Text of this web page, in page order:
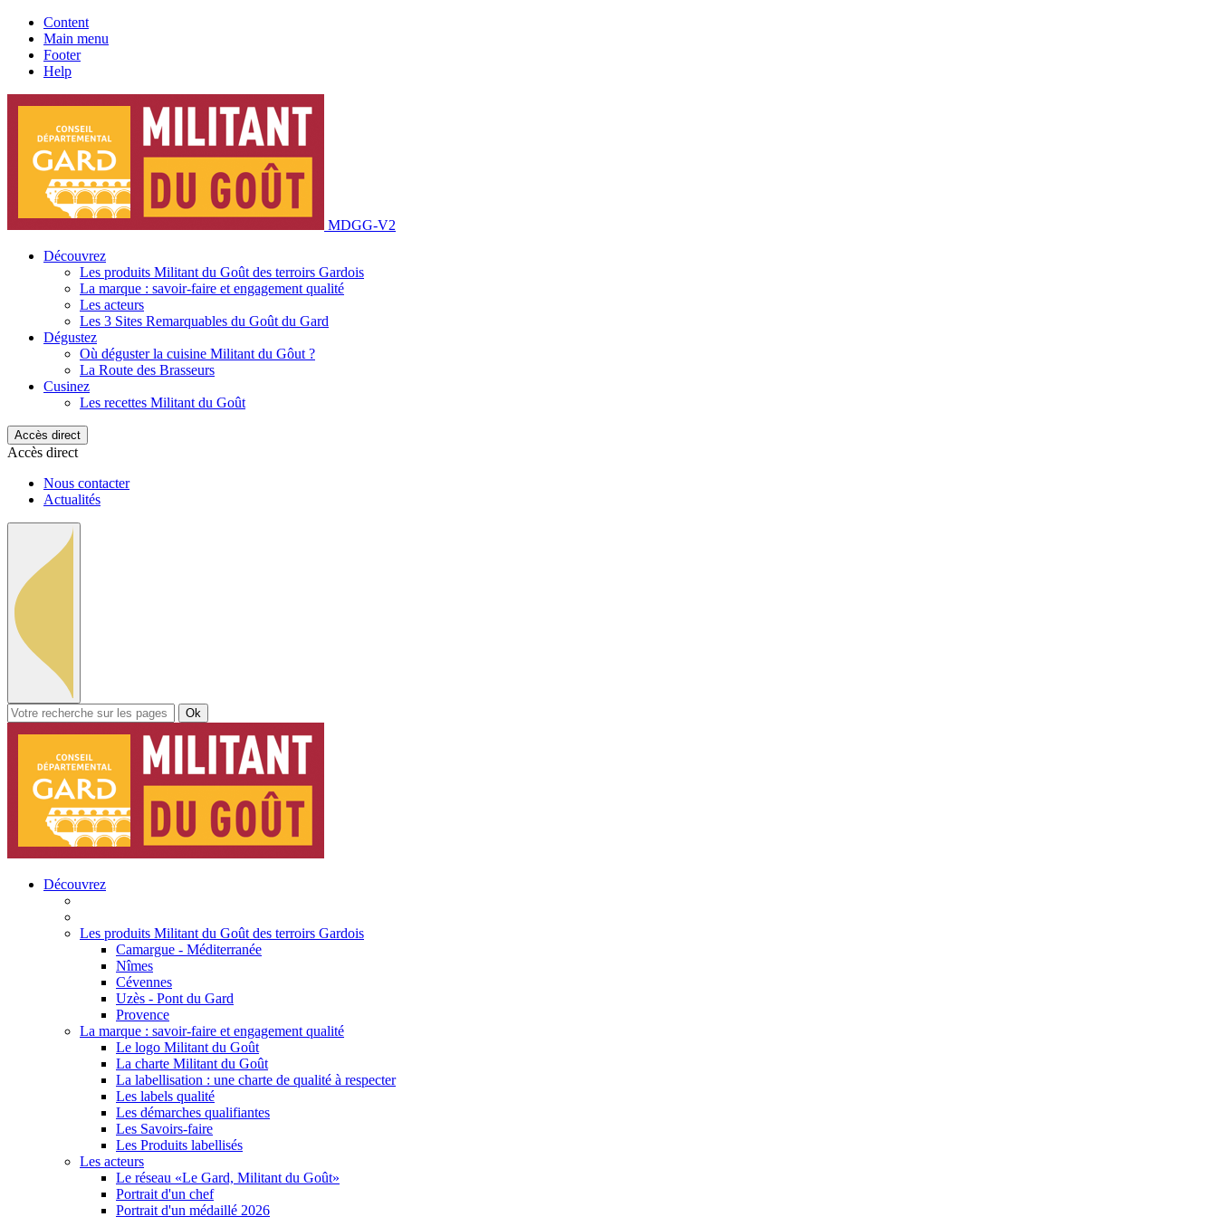
Content
Main menu
Footer
Help
MDGG-V2
Découvrez
Les produits Militant du Goût des terroirs Gardois
La marque : savoir-faire et engagement qualité
Les acteurs
Les 3 Sites Remarquables du Goût du Gard
Dégustez
Où déguster la cuisine Militant du Gôut ?
La Route des Brasseurs
Cusinez
Les recettes Militant du Goût
Accès direct
Accès direct
Nous contacter
Actualités
Ok
Découvrez
Les produits Militant du Goût des terroirs Gardois
Camargue - Méditerranée
Nîmes
Cévennes
Uzès - Pont du Gard
Provence
La marque : savoir-faire et engagement qualité
Le logo Militant du Goût
La charte Militant du Goût
La labellisation : une charte de qualité à respecter
Les labels qualité
Les démarches qualifiantes
Les Savoirs-faire
Les Produits labellisés
Les acteurs
Le réseau «Le Gard, Militant du Goût»
Portrait d'un chef
Portrait d'un médaillé 2026